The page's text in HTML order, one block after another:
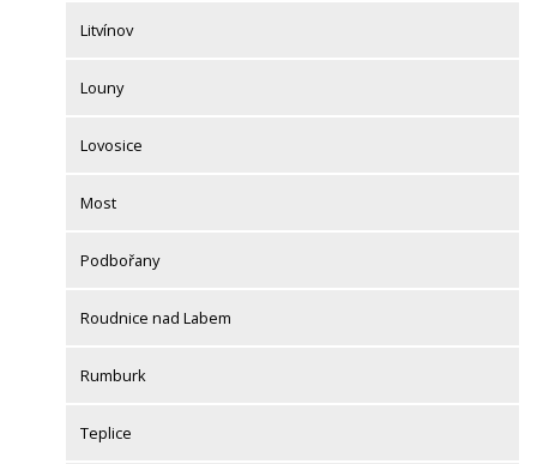
Litvínov
Louny
Lovosice
Most
Podbořany
Roudnice nad Labem
Rumburk
Teplice